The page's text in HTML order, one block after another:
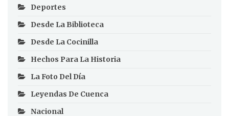
Deportes
Desde La Biblioteca
Desde La Cocinilla
Hechos Para La Historia
La Foto Del Día
Leyendas De Cuenca
Nacional